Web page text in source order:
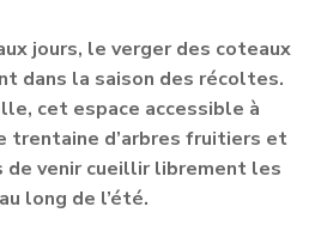
jours, le verger des coteaux
dans la saison des récoltes.
cet espace accessible à
trentaine d’arbres fruitiers et
de venir cueillir librement les
long de l’été.